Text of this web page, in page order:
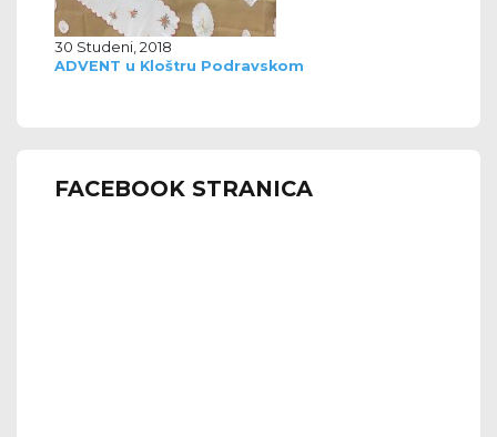
30 Studeni, 2018
ADVENT u Kloštru Podravskom
FACEBOOK STRANICA